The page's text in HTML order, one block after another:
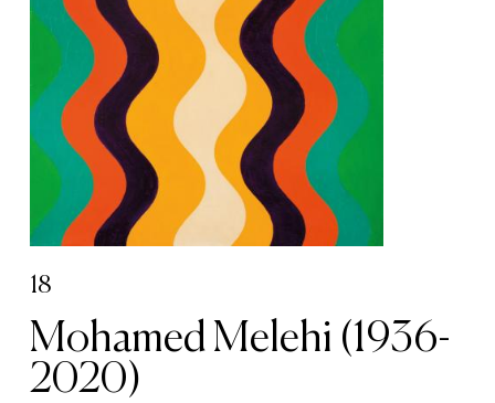
18
Mohamed Melehi (1936-
2020)